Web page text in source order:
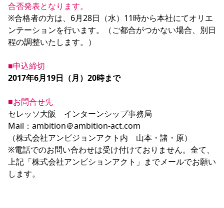
合否発表となります。
※合格者の方は、6月28日（水）11時から本社にてオリエ
ンテーションを行います。（ご都合がつかない場合、別日
程の調整いたします。）
■申込締切
2017年6月19日（月）20時まで
■お問合せ先
セレッソ大阪　インターンシップ事務局
Mail：ambition＠ambition-act.com
（株式会社アンビジョンアクト内　山本・諸・原）
※電話でのお問い合わせは受け付けておりません。全て、
上記「株式会社アンビションアクト」までメールでお願い
します。